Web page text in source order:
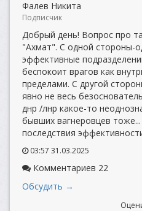
Фалев Никита
Подписчик
Добрый день! Вопрос про
"Ахмат". С одной стороны-
эффективные
беспокоит врагов как
пределами. С другой
явно не весь
днр /лнр какое-то
бывших вагнеровцев
последствия
03:57 31.03.2025
Комментариев 22
Обсудить →